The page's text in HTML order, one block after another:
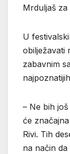
Mrduljaš za
U
obilježavati
zabavnim
– Ne bih
će
Rivi. Tih
na način